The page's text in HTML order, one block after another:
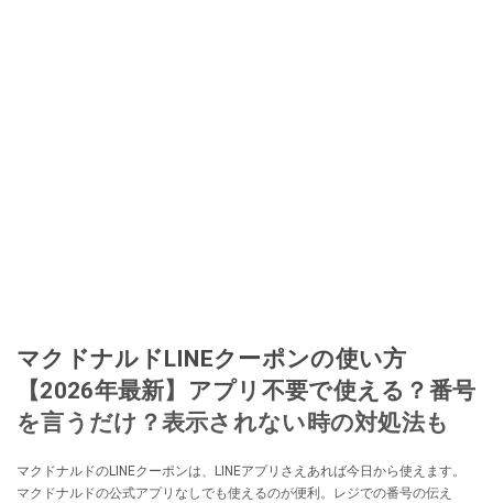
マクドナルドLINEクーポンの使い方
【2026年最新】アプリ不要で使える？番号
を言うだけ？表示されない時の対処法も
マクドナルドのLINEクーポンは、LINEアプリさえあれば今日から使えます。
マクドナルドの公式アプリなしでも使えるのが便利。レジでの番号の伝え